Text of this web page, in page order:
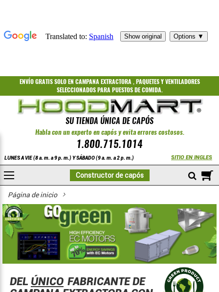
ENVÍO GRATISSOLO EN CAMPANA EXTRACTORA ,PAQUETESYVENTILADORES
SELECCIONADOS PARA PUESTOS DE COMIDA.
SU TIENDA ÚNICA DE CAPÓS
Habla con un experto en capós y evita errores costosos.
1.800.715.1014
LUNES A VIE (8 a. m. a 9 p. m.) Y SÁBADO (9 a. m. a 2 p. m.) SITIO EN INGLES
Constructor de capós
Página de inicio
DEL ÚNICO FABRICANTE DE